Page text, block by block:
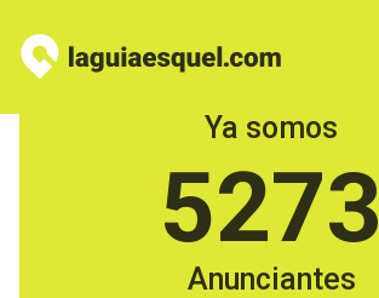
Ya somos
5273
Anunciantes